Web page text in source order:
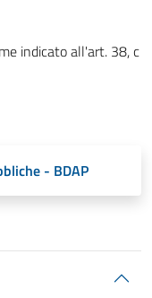
indicato all'art. 38, c
- BDAP